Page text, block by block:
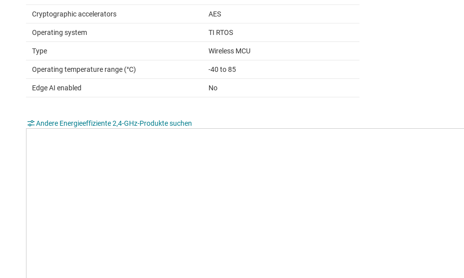
Cryptographic accelerators AES
Operating system TI RTOS
Type Wireless MCU
Operating temperature range (°C) -40 to 85
Edge AI enabled No
Andere Energieeffiziente 2,4-GHz-Produkte suchen